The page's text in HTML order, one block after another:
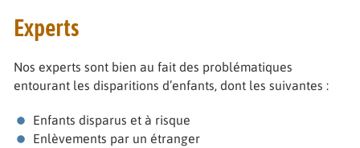
Experts
Nos experts sont bien au fait des problématiques
entourant les disparitions d’enfants, dont les suivantes :
Enfants disparus et à risque
Enlèvements par un étranger